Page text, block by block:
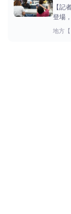
【記
登場，
助縣
祈福
地方